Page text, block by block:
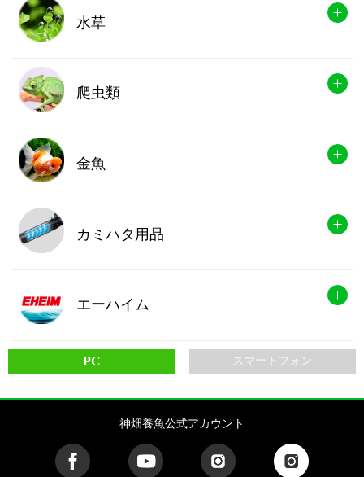
水草
爬虫類
金魚
カミハタ用品
エーハイム
スマートフォン
PC
神畑養魚公式アカウント